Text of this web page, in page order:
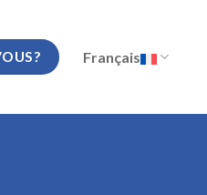
Français